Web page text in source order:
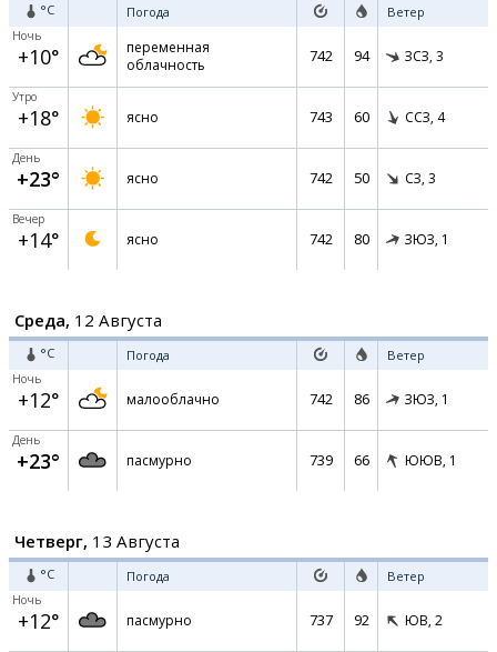
°C Погода Ветер
Ночь
+10°
переменная
облачность
742 94 ЗСЗ, 3
Утро
+18° ясно 743 60 ССЗ, 4
День
+23° ясно 742 50 СЗ, 3
Вечер
+14° ясно 742 80 ЗЮЗ, 1
Среда, 12 Августа
°C Погода Ветер
Ночь
+12° малооблачно 742 86 ЗЮЗ, 1
День
+23° пасмурно 739 66 ЮЮВ, 1
Четверг, 13 Августа
°C Погода Ветер
Ночь
+12° пасмурно 737 92 ЮВ, 2